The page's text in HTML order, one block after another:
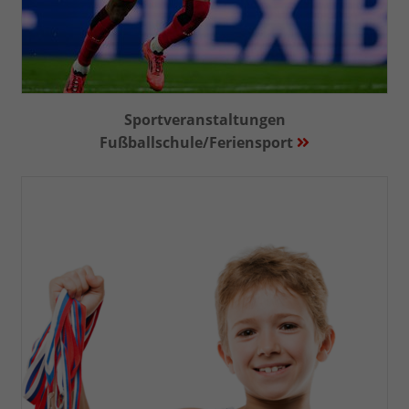
Sportveranstaltungen
Fußballschule/Feriensport
Anbieter Google LLC
Laufzeit 2 Jahre
zu erhalten.